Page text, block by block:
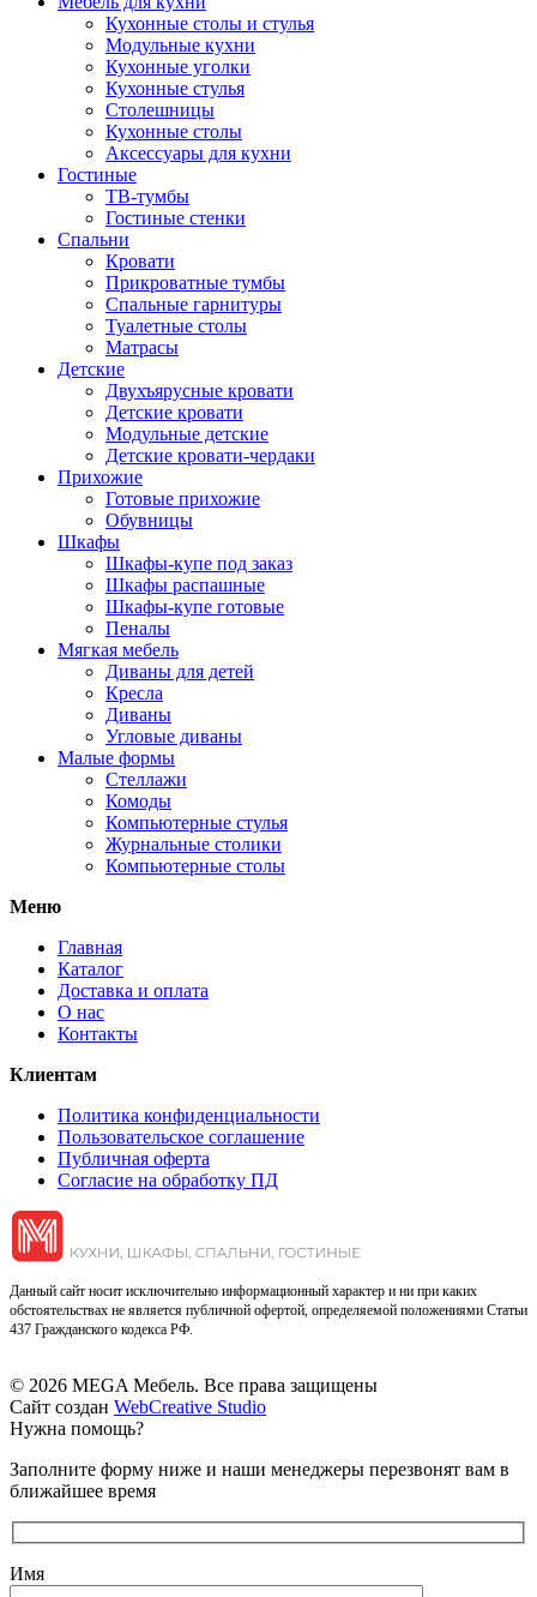
Кухонные столы и стулья
Модульные кухни
Кухонные уголки
Кухонные стулья
Столешницы
Кухонные столы
Аксессуары для кухни
Гостиные
ТВ-тумбы
Гостиные стенки
Спальни
Кровати
Прикроватные тумбы
Спальные гарнитуры
Туалетные столы
Матрасы
Детские
Двухъярусные кровати
Детские кровати
Модульные детские
Детские кровати-чердаки
Прихожие
Готовые прихожие
Обувницы
Шкафы
Шкафы-купе под заказ
Шкафы распашные
Шкафы-купе готовые
Пеналы
Мягкая мебель
Диваны для детей
Кресла
Диваны
Угловые диваны
Малые формы
Стеллажи
Комоды
Компьютерные стулья
Журнальные столики
Компьютерные столы
Меню
Главная
Каталог
Доставка и оплата
О нас
Контакты
Клиентам
Политика конфиденциальности
Пользовательское соглашение
Публичная оферта
Согласие на обработку ПД
Данный сайт носит исключительно информационный характер и ни при каких
обстоятельствах не является публичной офертой, определяемой положениями Статьи
437 Гражданского кодекса РФ.
© 2026 MEGA Мебель. Все права защищены
Сайт создан WebCreative Studio
Нужна помощь?
Заполните форму ниже и наши менеджеры перезвонят вам в
ближайшее время
Имя